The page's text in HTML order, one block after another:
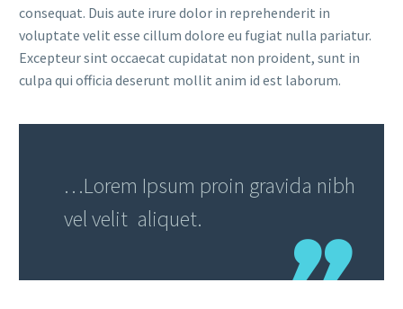
consequat. Duis aute irure dolor in reprehenderit in
voluptate velit esse cillum dolore eu fugiat nulla pariatur.
Excepteur sint occaecat cupidatat non proident, sunt in
culpa qui officia deserunt mollit anim id est laborum.
…Lorem Ipsum proin gravida nibh
vel velit aliquet.